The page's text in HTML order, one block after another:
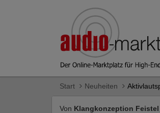
Start Neuheiten
Von Klangkonzeption Feistel